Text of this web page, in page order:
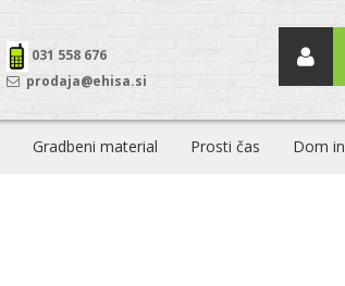
031 558 676
prodaja@ehisa.si
Gradbeni material Prosti čas Dom